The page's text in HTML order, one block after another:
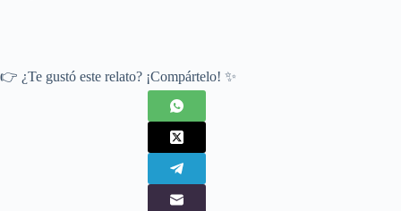
👉 ¿Te gustó este relato? ¡Compártelo! ✨